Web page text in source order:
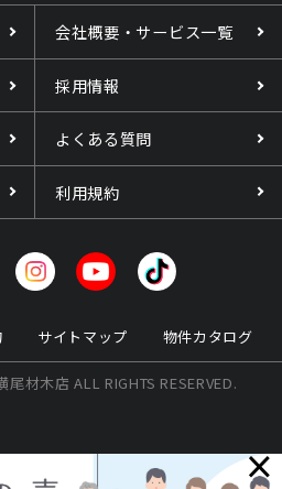
会社概要・サービス一覧
採用情報
よくある質問
利用規約
サイトマップ 物件カタログ
材木店 ALL RIGHTS RESERVED.
×